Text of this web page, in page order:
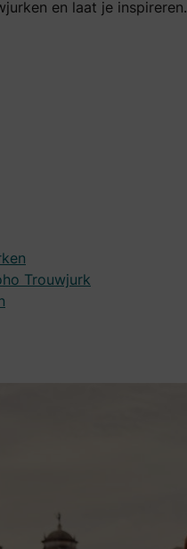
en laat je inspireren.
Trouwjurk